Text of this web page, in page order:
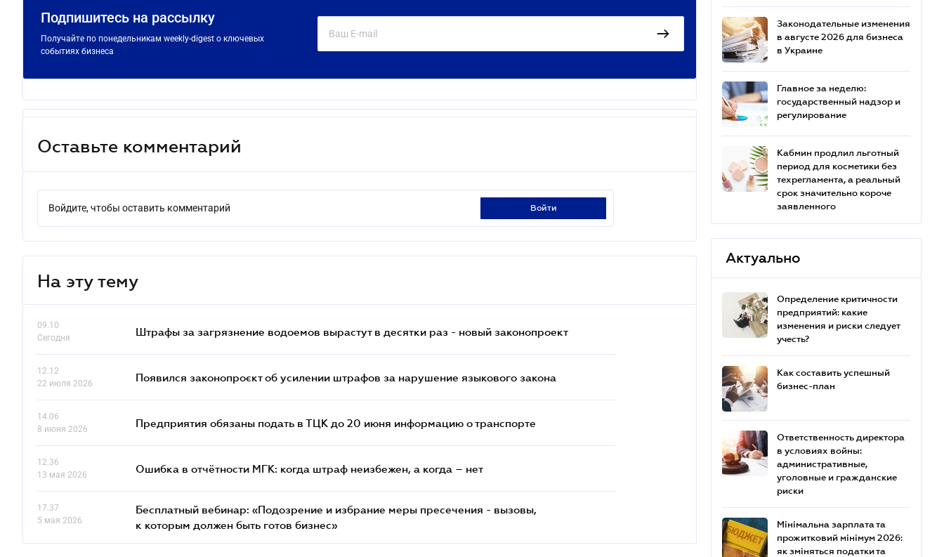
Подпишитесь на рассылку
Получайте по понедельникам weekly-digest о ключевых
событиях бизнеса
Оставьте комментарий
Войдите, чтобы оставить комментарий войти
На эту тему
09.10
Сегодня
Штрафы за загрязнение водоемов вырастут в десятки раз - новый законопроект
12.12
22 июля 2026
Появился законопроєкт об усилении штрафов за нарушение языкового закона
14.06
8 июня 2026
Предприятия обязаны подать в ТЦК до 20 июня информацию о транспорте
12.36
13 мая 2026
Ошибка в отчётности МГК: когда штраф неизбежен, а когда – нет
17.37
5 мая 2026
Бесплатный вебинар: «Подозрение и избрание меры пресечения - вызовы,
к которым должен быть готов бизнес»
Законодательные изменения
в августе 2026 для бизнеса
в Украине
Главное за неделю:
государственный надзор и
регулирование
Кабмин продлил льготный
период для косметики без
техрегламента, а реальный
срок значительно короче
заявленного
Актуально
Определение критичности
предприятий: какие
изменения и риски следует
учесть?
Как составить успешный
бизнес-план
Ответственность директора
в условиях войны:
административные,
уголовные и гражданские
риски
Мінімальна зарплата та
прожитковий мінімум 2026:
як зміняться податки та